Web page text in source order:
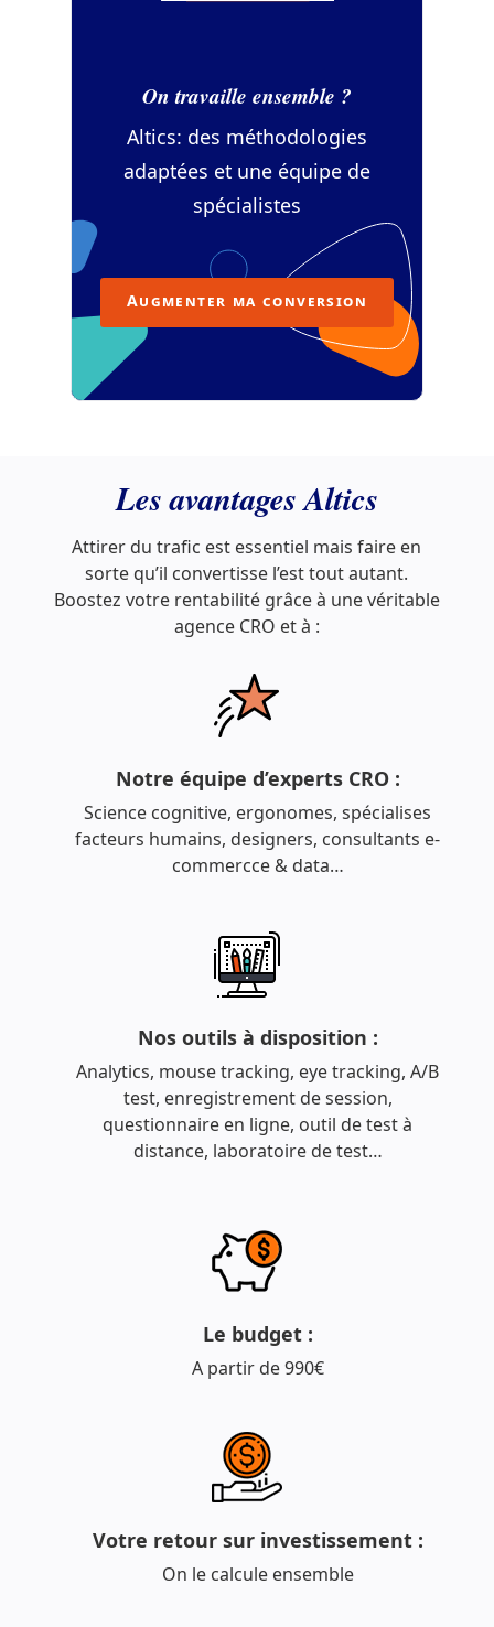
On travaille ensemble ?
Altics: des méthodologies
adaptées et une équipe de
spécialistes
Augmenter ma conversion
Les avantages Altics
Attirer du trafic est essentiel mais faire en
sorte qu’il convertisse l’est tout autant.
Boostez votre rentabilité grâce à une véritable
agence CRO et à :
Notre équipe d’experts CRO :
Science cognitive, ergonomes, spécialises
facteurs humains, designers, consultants e-
commercce & data…
Nos outils à disposition :
Analytics, mouse tracking, eye tracking, A/B
test, enregistrement de session,
questionnaire en ligne, outil de test à
distance, laboratoire de test…
Le budget :
A partir de 990€
Votre retour sur investissement :
On le calcule ensemble